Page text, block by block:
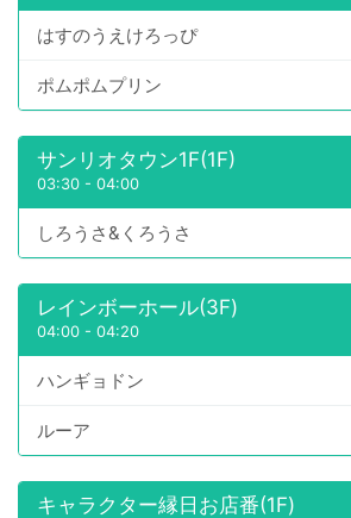
はすのうえけろっぴ
ポムポムプリン
サンリオタウン1F(1F)
03:30 - 04:00
しろうさ&くろうさ
レインボーホール(3F)
04:00 - 04:20
ハンギョドン
ルーア
キャラクター縁日お店番(1F)